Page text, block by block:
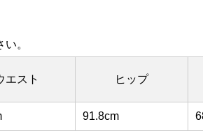
。
エスト ヒップ
91.8cm